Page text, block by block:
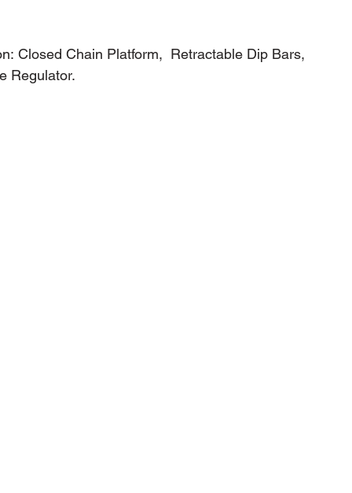
Closed Chain Platform, Retractable Dip Bars,
Regulator.